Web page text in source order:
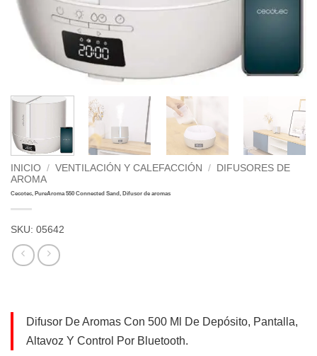
INICIO / VENTILACIÓN Y CALEFACCIÓN /
DIFUSORES DE
AROMA
Cecotec, PureAroma 550 Connected Sand, Difusor de aromas
SKU: 05642
Difusor De Aromas Con 500 Ml De Depósito, Pantalla,
Altavoz Y Control Por Bluetooth.